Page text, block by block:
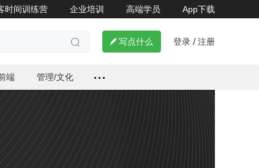
时间训练营 企业培训 高端学员 App下载
  写点什么 登录 / 注册
端 管理/文化